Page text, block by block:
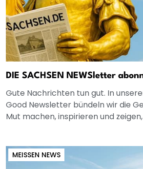
DIE SACHSEN NEWSletter
Gute Nachrichten tun gut. In
Good Newsletter bündeln wir die
Mut machen, inspirieren und zeigen,
MEISSEN NEWS